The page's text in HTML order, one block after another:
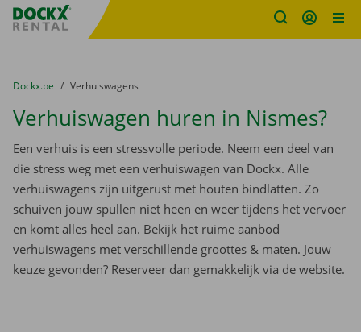
Fratello DEMO
U bevindt zich hier:
van
Dockx.be naar
Verhuiswagens
Verhuiswagen huren in Nismes?
Een verhuis is een stressvolle periode. Neem een deel van
die stress weg met een verhuiswagen van Dockx. Alle
verhuiswagens zijn uitgerust met houten bindlatten. Zo
schuiven jouw spullen niet heen en weer tijdens het vervoer
en komt alles heel aan. Bekijk het ruime aanbod
verhuiswagens met verschillende groottes & maten. Jouw
keuze gevonden? Reserveer dan gemakkelijk via de website.